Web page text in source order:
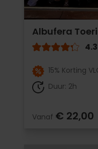
Albufera
4.3
15% Korting
Duur: 2h
Vanaf € 22,00